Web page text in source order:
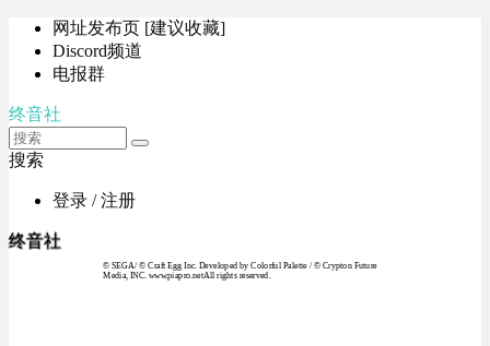
网址发布页 [建议收藏]
Discord频道
电报群
终音社
搜索
登录 / 注册
终音社
© SEGA / © Craft Egg Inc. Developed by Colorful Palette / © Crypton Future
Media, INC. www.piapro.netAll rights reserved.